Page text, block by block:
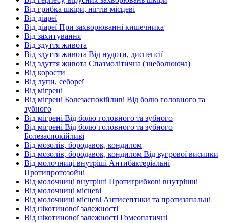
Від грибка шкіри, нігтів місцеві
Від діареї
Від діареї При захворюванні кишечника
Від захитування
Від здуття живота
Від здуття живота Від нудоти, диспепсії
Від здуття живота Спазмолітична (знеболююча)
Від корости
Від лупи, себореї
Від мігрені
Від мігрені Болезаспокійливі Від болю головного та
зубного
Від мігрені Від болю головного та зубного
Від мігрені Від болю головного та зубного
Болезаспокійливі
Від мозолів, бородавок, кондилом
Від мозолів, бородавок, кондилом Від вугрової висипки
Від молочниці внутріші Антибактеріальні
Протипротозойні
Від молочниці внутріші Протигрибкові внутрішні
Від молочниці місцеві
Від молочниці місцеві Антисептики та протизапальні
Від нікотинової залежності
Від нікотинової залежності Гомеопатичні